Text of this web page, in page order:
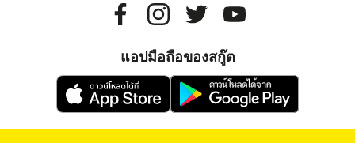
แอปมือถือของสกู๊ต